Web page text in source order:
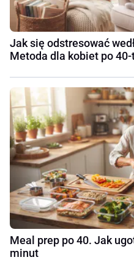
Jak się odstresować
Metoda dla kobiet po 40-
Meal prep po 40. Jak
minut